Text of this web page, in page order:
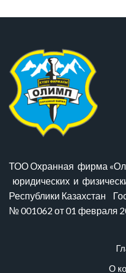
ТОО Охранная фирма
юридических и
Республики Казахстан
№ 001062 от 01 февраля
О